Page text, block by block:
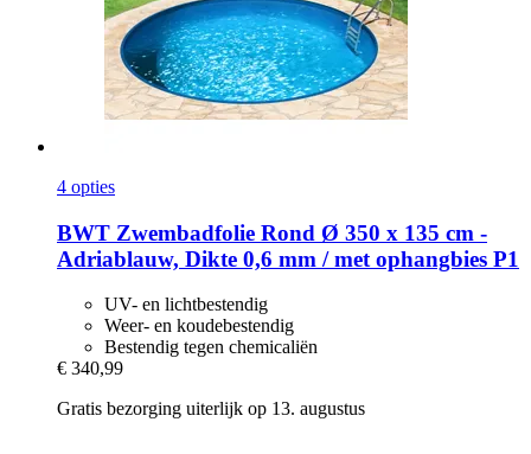
4 opties
BWT Zwembadfolie Rond Ø 350 x 135 cm -​
Adriablauw, Dikte 0,6 mm / met ophangbies P1
UV- en lichtbestendig
Weer- en koudebestendig
Bestendig tegen chemicaliën
€ 340,99
Gratis bezorging uiterlijk op 13. augustus